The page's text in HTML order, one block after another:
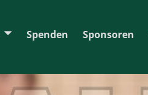
Spenden Sponsoren